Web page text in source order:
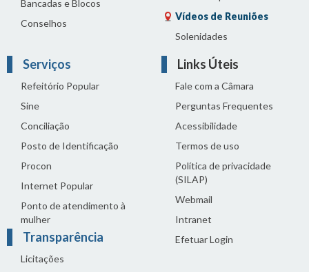
Bancadas e Blocos
Conselhos
Vídeos de Reuniões
Solenidades
Serviços
Refeitório Popular
Sine
Conciliação
Posto de Identificação
Procon
Internet Popular
Ponto de atendimento à
mulher
Transparência
Licitações
Links Úteis
Fale com a Câmara
Perguntas Frequentes
Acessibilidade
Termos de uso
Política de privacidade
(SILAP)
Webmail
Intranet
Efetuar Login